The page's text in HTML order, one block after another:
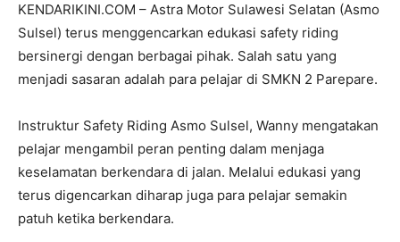
KENDARIKINI.COM – Astra Motor Sulawesi Selatan (Asmo
Sulsel) terus menggencarkan edukasi safety riding
bersinergi dengan berbagai pihak. Salah satu yang
menjadi sasaran adalah para pelajar di SMKN 2 Parepare.
Instruktur Safety Riding Asmo Sulsel, Wanny mengatakan
pelajar mengambil peran penting dalam menjaga
keselamatan berkendara di jalan. Melalui edukasi yang
terus digencarkan diharap juga para pelajar semakin
patuh ketika berkendara.